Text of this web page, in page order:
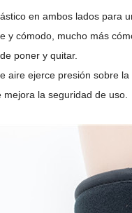
en ambos lados para
y cómodo, mucho más
poner y quitar.
aire ejerce presión sobre
la seguridad de uso.